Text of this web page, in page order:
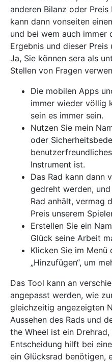
anderen Bilanz oder
kann dann vonseiten
und bei wem auch immer
Ergebnis und dieser Preis
Ja, Sie können sera als
Stellen von Fragen
Die mobilen Apps
immer wieder völlig
sein es immer sein.
Nutzen Sie mein
oder
Instrument ist.
Das Rad kann dann
gedreht werden,
Rad anhält, vermag
Preis unserem
Erstellen Sie ein
Glück seine Arbeit
Klicken Sie im Menü
„Hinzufügen“, um
Das Tool kann an
angepasst werden, wie
gleichzeitig angezeigten
Aussehen des Rads und
the Wheel ist ein
Entscheidung hilft bei
ein Glücksrad benötigen,